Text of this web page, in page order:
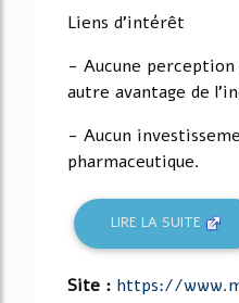
Liens d'intérêt
- Aucune
autre avantage de
- Aucun
pharmaceutique.
LIRE LA SUITE
Site : https://